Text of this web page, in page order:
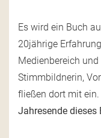
Es wird ein Buch
20jährige
Medienbereich
Stimmbildnerin,
fließen dort mit ein.
Jahresende dieses